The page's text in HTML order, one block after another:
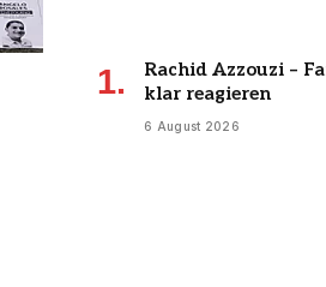
Rachid Azzouzi –
klar reagieren
6 August 2026